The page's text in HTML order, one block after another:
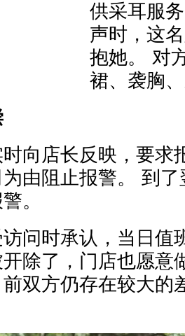
供采耳服
声时，这
抱她。 对
裙、袭胸
向店长反映，要求
由阻止报警。 到
。
问时承认，当日值
除了，门店也愿意
双方仍存在较大的